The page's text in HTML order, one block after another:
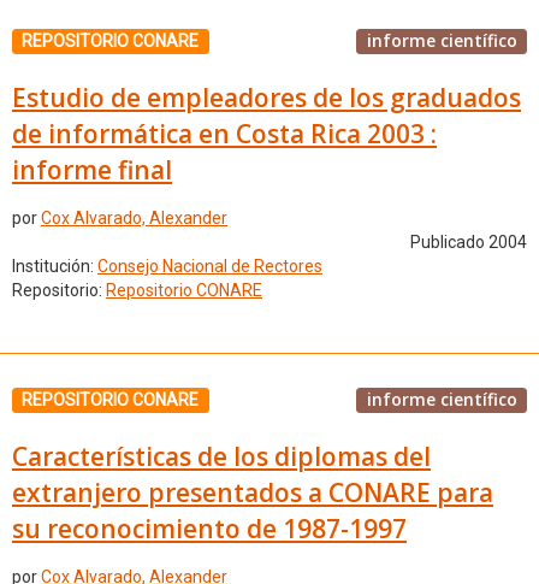
REPOSITORIO CONARE informe científico
Estudio de empleadores de los graduados
de informática en Costa Rica 2003 :
informe final
porCox Alvarado, Alexander
Publicado 2004
Institución: Consejo Nacional de Rectores
Repositorio: Repositorio CONARE
REPOSITORIO CONARE informe científico
Características de los diplomas del
extranjero presentados a CONARE para
su reconocimiento de 1987-1997
porCox Alvarado, Alexander